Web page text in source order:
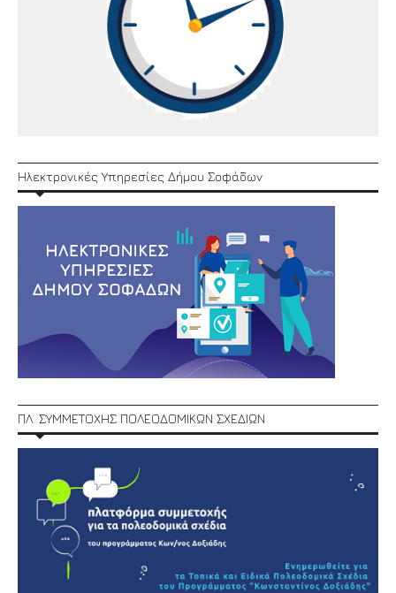
Ηλεκτρονικές Υπηρεσίες Δήμου Σοφάδων
ΠΛ. ΣΥΜΜΕΤΟΧΗΣ ΠΟΛΕΟΔΟΜΙΚΩΝ ΣΧΕΔΙΩΝ